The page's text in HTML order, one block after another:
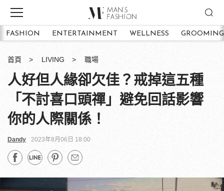
FASHION ENTERTAINMENT WELLNESS GROOMING
首頁 LIVING 職場
人好但人緣卻欠佳？戒掉這五種
「不討喜口頭禪」避免回話影響
你的人際關係！
Dandy 2023年8月06日 18:00